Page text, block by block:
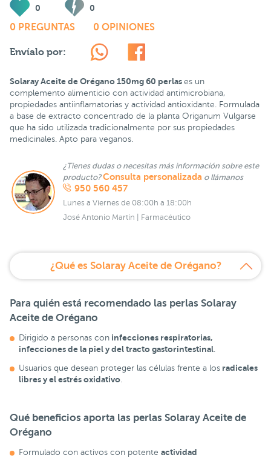
0 0
0 PREGUNTAS 0 OPINIONES
Envíalo por:
Solaray Aceite de Orégano 150mg 60 perlas es un
complemento alimenticio con actividad antimicrobiana,
propiedades antiinflamatorias y actividad antioxidante. Formulada
a base de extracto concentrado de la planta Origanum Vulgarse
que ha sido utilizada tradicionalmente por sus propiedades
medicinales. Apto para veganos.
¿Tienes dudas o necesitas más información sobre este
producto?Consulta personalizada o llámanos
950 560 457
Lunes a Viernes de 08:00h a 18:00h
José Antonio Martín | Farmacéutico
¿Qué es Solaray Aceite de Orégano?
Para quién está recomendado las perlas Solaray
Aceite de Orégano
Dirigido a personas con infecciones respiratorias,
infecciones de la piel y del tracto gastorintestinal
Usuarios que desean proteger las células frente a los radicales
libres y el estrés oxidativo
Qué beneficios aporta las perlas Solaray Aceite de
Orégano
Formulado con activos con potente actividad